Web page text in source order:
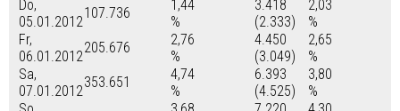
Do,
05.01.2012
107.736
1,44
%
3.418
(2.333)
2,03
%
Fr,
06.01.2012
205.676
2,76
%
4.450
(3.049)
2,65
%
Sa,
07.01.2012
353.651
4,74
%
6.393
(4.525)
3,80
%